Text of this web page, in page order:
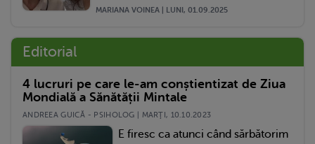
MARIANA VOINEA | LUNI, 01.09.2025
Editorial
4 lucruri pe care le-am conștientizat de Ziua
Mondială a Sănătății Mintale
ANDREEA GUICĂ - PSIHOLOG | MARŢI, 10.10.2023
E firesc ca atunci când sărbătorim